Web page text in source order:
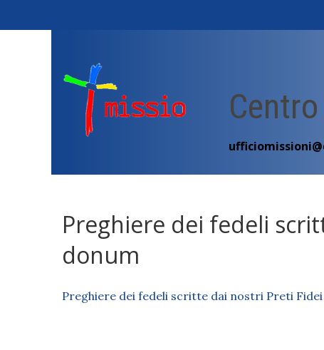
Preghiere dei fedeli
donum
Preghiere dei fedeli scritte dai nostri Preti